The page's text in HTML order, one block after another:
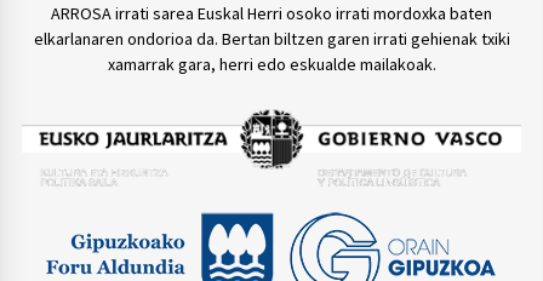
ARROSA irrati sarea Euskal Herri osoko irrati mordoxka baten
elkarlanaren ondorioa da. Bertan biltzen garen irrati gehienak txiki
xamarrak gara, herri edo eskualde mailakoak.